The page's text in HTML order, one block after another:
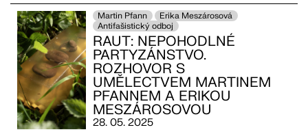
Martin Pfann
Erika Meszárosová
Antifašistický odboj
RAUT: NEPOHODLNÉ
PARTYZÁNSTVO.
ROZHOVOR S
UMĚLECTVEM MARTINEM
PFANNEM A ERIKOU
MESZÁROSOVOU
28. 05. 2025